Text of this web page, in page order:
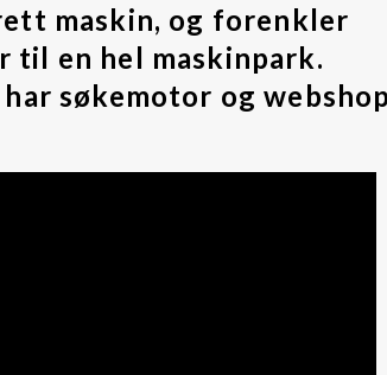
maskin, og forenkler
til en hel maskinpark.
søkemotor og